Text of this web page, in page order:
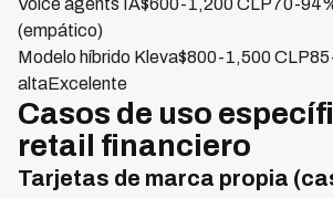
Voice agents IA$600-1,200 CLP70-
(empático)
Modelo híbrido Kleva$800-1,500
altaExcelente
Casos de uso
retail financiero
Tarjetas de marca propia